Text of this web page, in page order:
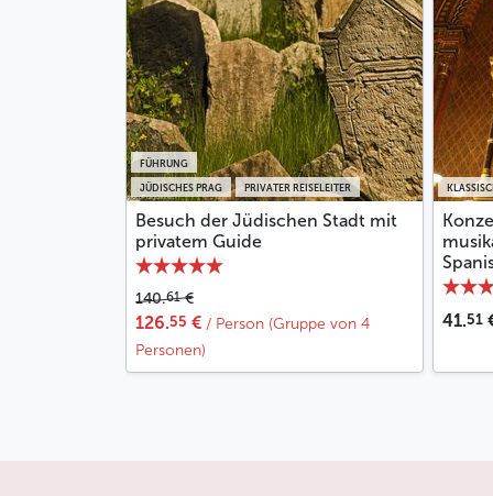
JÜDISCHES PRAG PRIVATER REISELEITER
FÜHRUNG
Besuch der Jüdischen Stadt mit
privatem Guide
140.61€
126.55 € / Person (Gruppe von 4
Personen)
41.51